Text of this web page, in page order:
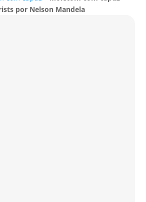
por Nelson Mandela